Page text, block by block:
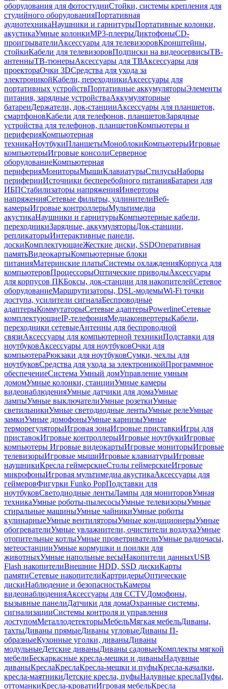
оборудования для фотостудииСтойки, системы крепления для
студийного оборудованияПортативная
аудиотехникаНаушники и гарнитурыПортативные колонки,
акустикаУмные колонкиMP3-плеерыДиктофоныCD-
проигрывателиАксессуары для телевизоровКронштейны,
стойкиКабели для телевизоровПодписки на видеосервисыТВ-
антенныТВ-тюнерыАксессуары для ТВАксессуары для
проектораОчки 3DСредства для ухода за
электроникойКабели, переходникиАксессуары для
портативных устройствПортативные аккумуляторыЭлементы
питания, зарядные устройстваАккумуляторные
батареиДержатели, док-станцииАксессуары для планшетов,
смартфоновКабели для телефонов, планшетовЗарядные
устройства для телефонов, планшетовКомпьютеры и
периферияКомпьютерная
техникаНоутбукиПланшетыМоноблокиКомпьютерыИгровые
компьютерыИгровые консолиСерверное
оборудованиеКомпьютерная
периферияМониторыМышиКлавиатурыСтилусыНаборы
периферииИсточники бесперебойного питанияБатареи для
ИБПСтабилизаторы напряженияИнверторы
напряженияСетевые фильтры, удлинителиВеб-
камерыИгровые контроллерыМультимедиа
акустикаНаушники и гарнитурыКомпьютерные кабели,
переходникиЗарядные, аккумуляторыДок-станции,
репликаторыИнтерактивные панели,
доскиКомплектующиеЖесткие диски, SSDОперативная
памятьВидеокартыКомпьютерные блоки
питанияМатеринские платыСистемы охлажденияКорпуса для
компьютеровПроцессорыОптические приводыАксессуары
для корпусов ПКБоксы, док-станции для накопителейСетевое
оборудованиеМаршрутизаторы, DSL-модемыWi-Fi точки
доступа, усилители сигналаБеспроводные
адаптерыКоммутаторыСетевые адаптерыPowerlineСетевые
комплектующиеIP-телефонияМедиаконвертерыКабели,
переходники сетевыеАнтенны для беспроводной
связиАксессуары для компьютерной техникиПодставки для
ноутбуковАксессуары для ноутбуковОчки для
компьютераРюкзаки для ноутбуковСумки, чехлы для
ноутбуковСредства для ухода за электроникойПрограммное
обеспечениеСистема Умный домУправление умным
домомУмные колонки, станцииУмные камеры
видеонаблюденияУмные датчики для домаУмные
лампыУмные выключателиУмные розеткиУмные
светильникиУмные светодиодные лентыУмные релеУмные
замкиУмные домофоныУмные карнизыУмные
терморегуляторыИгровая зонаИгровые приставкиИгры для
приставокИгровые контроллерыИгровые ноутбукиИгровые
компьютеры Игровые видеокартыИгровые мониторыИгровые
телевизорыИгровые мышиИгровые клавиатурыИгровые
наушникиКресла геймерскиеСтолы геймерскиеИгровые
микрофоныИгровая мультимедиа акустикаАксессуары для
геймеровФигурки Funko PopПодставки для
ноутбуковСветодиодные лентыЛампы для мониторовУмная
техникаУмные роботы-пылесосыУмные телевизорыУмные
стиральные машиныУмные чайникиУмные роботы
кулинарныеУмные вентиляторыУмные кондиционерыУмные
обогревателиУмные увлажнители, очистители воздухаУмные
отопительные котлыУмные проветривателиУмные радиочасы,
метеостанцииУмные кормушки и поилки для
животныхУмные напольные весыНакопители данныхUSB
Flash накопителиВнешние HDD, SSD дискиКарты
памятиСетевые накопителиКартридерыОптические
дискиНаблюдение и безопасностьКамеры
видеонаблюденияАксессуары для CCTVДомофоны,
вызывные панелиДатчики для домаОхранные системы,
сигнализацииСистемы контроля и управления
доступомМеталлодетекторыМебельМягкая мебельДиваны,
тахтыДиваны прямыеДиваны угловыеДиваны П-
образныеКухонные уголки, диваныДиваны
модульныеДетские диваныДиваны садовыеКомплекты мягкой
мебелиБескаркасные кресла-мешки и диваныНадувные
диваныКреслаКреслаКресла-мешки и пуфыКресла-качалки,
кресла-маятникиДетские кресла, пуфыНадувные креслаПуфы,
оттоманкиКресла-кроватиИгровая мебельКресла